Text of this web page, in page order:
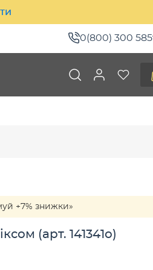
0(800) 300 585
+7% знижки»
(арт. 141341о)